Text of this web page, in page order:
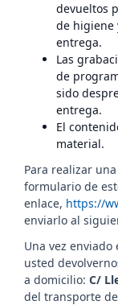
devueltos
de higiene
entrega.
Las
de
sido
entrega.
El
material.
Para realizar
formulario de
enlace, https://
enviarlo al
Una vez
usted
a domicilio: C/
del transporte